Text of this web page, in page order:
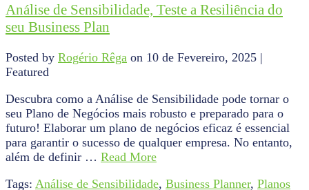
Análise de Sensibilidade, Teste a Resiliência do
seu Business Plan
Posted by Rogério Rêga on 10 de Fevereiro, 2025 |
Featured
Descubra como a Análise de Sensibilidade pode tornar o
seu Plano de Negócios mais robusto e preparado para o
futuro! Elaborar um plano de negócios eficaz é essencial
para garantir o sucesso de qualquer empresa. No entanto,
além de definir … Read More
Tags: Análise de Sensibilidade, Business Planner, Planos